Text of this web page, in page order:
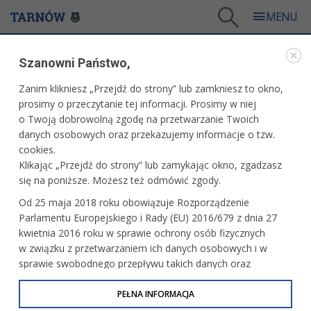
TARNÓW MA GŁOS!!!
07.05.2026, 14:58
Rusza dziewiąta edycja konkursu wokalnego "Tarnów ma
głos". Mogą w nim wziąć udział młodzi wokaliści ze szkół
podstawowych, ponadpodstawowych oraz placówek
oświatowych. Zgłoszenia przyjmowane będą do 25 maja.
Szanowni Państwo,
Zanim klikniesz „Przejdź do strony” lub zamkniesz to okno,
prosimy o przeczytanie tej informacji. Prosimy w niej
o Twoją dobrowolną zgodę na przetwarzanie Twoich
danych osobowych oraz przekazujemy informacje o tzw.
cookies.
Klikając „Przejdź do strony” lub zamykając okno, zgadzasz
się na poniższe. Możesz też odmówić zgody.
Od 25 maja 2018 roku obowiązuje Rozporządzenie
Parlamentu Europejskiego i Rady (EU) 2016/679 z dnia 27
kwietnia 2016 roku w sprawie ochrony osób fizycznych
w związku z przetwarzaniem ich danych osobowych i w
sprawie swobodnego przepływu takich danych oraz
uchylenia dyrektywy 95/46/WE (określane jako RODO, GDPR
lub Ogólne Rozporządzenie o Ochronie Danych
PEŁNA INFORMACJA